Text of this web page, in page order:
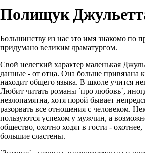
Полищук
Большинству из нас это имя знакомо по
придумано великим драматургом.
Свой нелегкий характер маленькая
данные - от отца. Она больше привязана
находит общего языка. В школе учится
Любит читать романы `про любовь`,
незлопамятна, хотя порой бывает
разорвать все отношения с человеком.
пользуются успехом у мужчин, а
общество, охотно ходят в гости -
большие сластены.